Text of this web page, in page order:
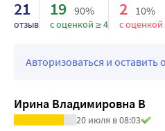
21
отзыв
19 90%
с оценкой ≥ 4
2 10%
с оценкой
Авторизоваться и оставить
Ирина Владимировна В
20 июля в 08:03